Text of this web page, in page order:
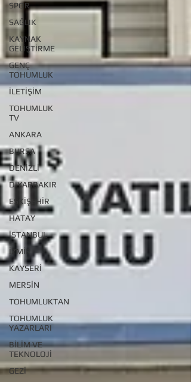
SPOR
SAĞLIK
KAYNAK
GELİŞTİRME
GENÇ
TOHUMLUK
İLETİŞİM
TOHUMLUK
TV
ANKARA
BURSA
DENİZLİ
DİYARBAKIR
ESKİŞEHİR
HATAY
İSTANBUL
İZMİR
KAYSERİ
MERSİN
TOHUMLUKTAN
TOHUMLUK
YAZARLARI
BİLİM VE
TEKNOLOJİ
GEZİ